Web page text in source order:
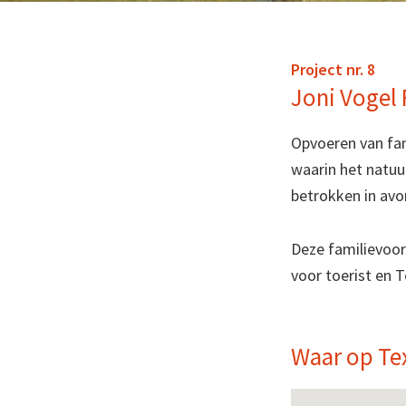
Project nr. 8
Joni Vogel
Opvoeren van
waarin het
betrokken in
Deze
voor toerist en
Waar op